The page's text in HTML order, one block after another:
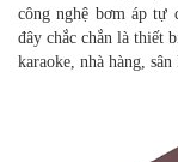
công nghệ bơm áp tự
đây chắc chắn là thiết
karaoke, nhà hàng,